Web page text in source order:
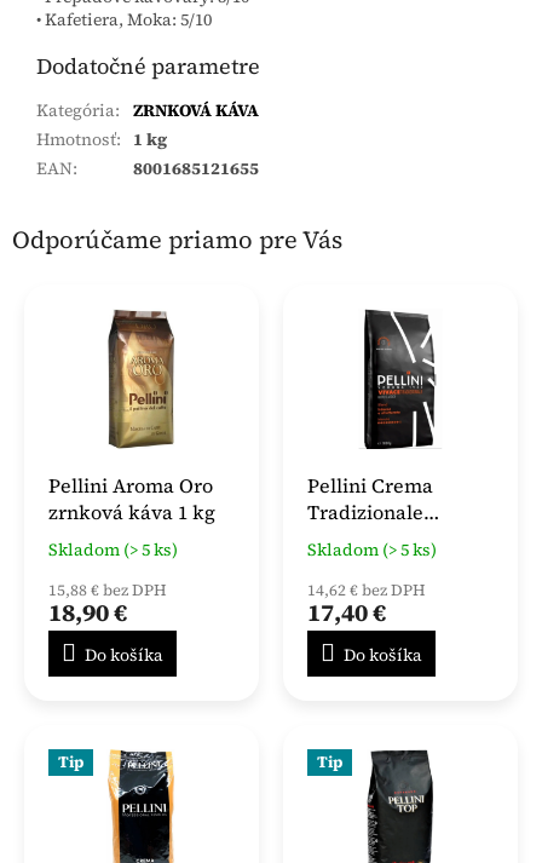
• Kafetiera, Moka: 5/10
Dodatočné parametre
Kategória: ZRNKOVÁ KÁVA
Hmotnosť: 1 kg
EAN: 8001685121655
Odporúčame priamo pre Vás
Pellini Aroma Oro
zrnková káva 1 kg
Skladom (> 5 ks)
15,88 € bez DPH
18,90 €
Do košíka
Pellini Crema
Tradizionale
zrnková káva 1 kg
Skladom (> 5 ks)
14,62 € bez DPH
17,40 €
Do košíka
Tip Tip